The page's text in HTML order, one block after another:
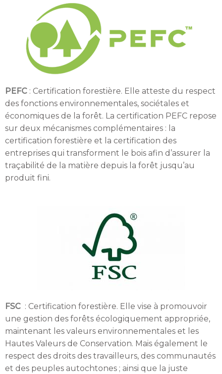
PEFC : Certification forestière. Elle atteste du respect
des fonctions environnementales, sociétales et
économiques de la forêt. La certification PEFC repose
sur deux mécanismes complémentaires : la
certification forestière et la certification des
entreprises qui transforment le bois afin d’assurer la
traçabilité de la matière depuis la forêt jusqu’au
produit fini.
FSC : Certification forestière. Elle vise à promouvoir
une gestion des forêts écologiquement appropriée,
maintenant les valeurs environnementales et les
Hautes Valeurs de Conservation. Mais également le
respect des droits des travailleurs, des communautés
et des peuples autochtones ; ainsi que la juste